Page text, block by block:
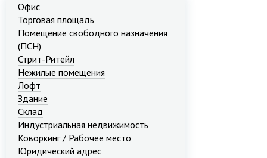
Офис
Торговая площадь
Помещение свободного назначения
(ПСН)
Стрит-Ритейл
Нежилые помещения
Лофт
Здание
Склад
Индустриальная недвижимость
Коворкинг / Рабочее место
Юридический адрес